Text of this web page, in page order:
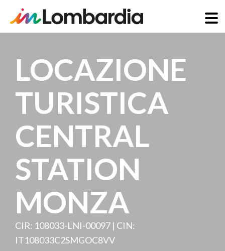
contenuto
principale
LOCAZIONE
TURISTICA
CENTRAL
STATION
MONZA
CIR: 108033-LNI-00097 | CIN:
IT108033C2SMGOC8VV